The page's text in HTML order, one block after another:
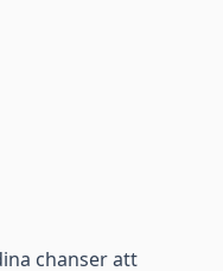
chanser att